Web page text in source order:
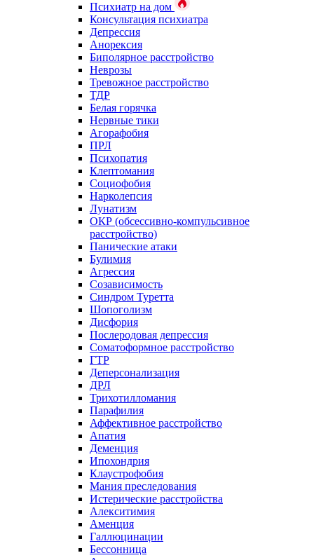
Психиатр на дом
Консультация психиатра
Депрессия
Анорексия
Биполярное расстройство
Неврозы
Тревожное расстройство
ТДР
Белая горячка
Нервные тики
Агорафобия
ПРЛ
Психопатия
Клептомания
Социофобия
Нарколепсия
Лунатизм
ОКР (обсессивно-компульсивное
расстройство)
Панические атаки
Булимия
Агрессия
Созависимость
Синдром Туретта
Шопоголизм
Дисфория
Послеродовая депрессия
Соматоформное расстройство
ГТР
Деперсонализация
ДРЛ
Трихотилломания
Парафилия
Аффективное расстройство
Апатия
Деменция
Ипохондрия
Клаустрофобия
Мания преследования
Истерические расстройства
Алекситимия
Аменция
Галлюцинации
Бессонница